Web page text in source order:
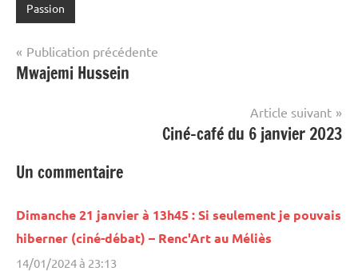
Passion
Navigation
de
Publication précédente
Mwajemi Hussein
Article suivant
Ciné-café du 6 janvier 2023
Un commentaire
Dimanche 21 janvier à 13h45 : Si seulement je pouvais
hiberner (ciné-débat) – Renc'Art au Méliès
14/01/2024 à 23:13